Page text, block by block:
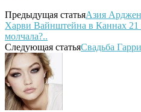
Предыдущая статьяАзия
Харви Вайнштейна в Каннах 21
молчала?..
Следующая статьяСвадьба